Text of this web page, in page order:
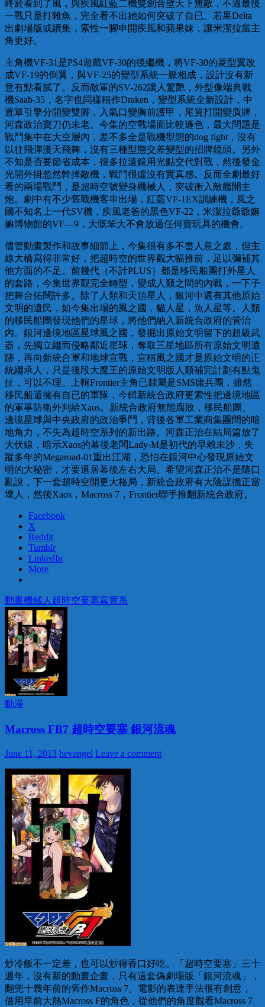
終於看到了風，與疾風紅藍二機雙劍合壁天下無敵，不過最後
一戰只是打雜魚，完全看不出她如何突破了自已。若果Delta
出劇場版或續集，索性一腳申開疾風和蘋果妹，讓米潔拉當主
角更好。
主角機VF-31是PS4遊戲VF-30的後繼機，將VF-30的菱型翼改
成VF-19的倒翼，與VF-25的變型系統一脈相成，設計沒有新
意有點看膩了。反而敵軍的SV-262讓人驚艷，外型像端典戰
機Saab-35，名字也同樣稱作Draken，變型系統全新設計，中
置單引擎分開變雙腳，入氣口變胸前護甲，尾翼打開變貭牌，
河森政治寶刀仍未老。今集的空戰場面比較遜色，最大問題是
戰鬥集中在大空層內，差不多全是戰機型態的dog fight，沒有
以往飛彈漫天飛舞，沒有三種型態交差變型的招牌鏡頭。另外
不知是否要節省成本，很多拉遠鏡用光點交代對戰，然後發金
光開外掛忽然幹掉敵機，戰鬥很虛沒有實真感。反而全劇最好
看的兩場戰鬥，是超時空號變身機械人，突破衝入敵艦開主
炮。劇中有不少舊戰機客串出場，紅藍VF-1EX訓練機，風之
國不知名上一代SV機，疾風老爸的黑色VF-22，米潔拉爺爺嫲
嫲博物館的VF—9，大慨笨大不會放過任何賣玩具的機會。
儘管動畫製作和故事細節上，今集很有多不盡人意之處，但主
線大橋寫得非常好，把超時空的世界觀大幅推前，足以彌補其
他方面的不足。前幾代（不計PLUS）都是移民船團打外星人
的套路，今集世界觀完全轉型，變成人類之間的內戰，一下子
把舞台拓闊許多。除了人類和天頂星人，銀河中還有其他原始
文明的遺民，如今集出場的風之國，貓人星，魚人星等。人類
的移民船團發現他們的星球，將他們納入新統合政府的管治
內。銀河邊境地區星球風之國，發掘出原始文明留下的超級武
器，先獨立繼而侵略鄰近星球，奪取三星地區所有原始文明遺
跡，再向新統合軍和地球宣戰，宣稱風之國才是原始文明的正
統繼承人，只是後段大魔王的原始文明版人類補完計劃有點鬼
扯，可以不理。上輯Frontier主角已隸屬是SMS庸兵團，雖然
移民船還擁有自已的軍隊，今輯新統合政府更索性把邊境地區
的軍事防衛外判給Xaos。新統合政府無能腐敗，移民船團、
邊境星球與中央政府的政治爭鬥，背後各軍工業商集團間的暗
地角力，不失為超時空系列的新出路。河森正治在結局篇放了
大伏線，暗示Xaos的幕後老闆Lady-M是初代的早賴未沙，失
蹤多年的Megaroad-01重出江湖，恐怕在銀河中心發現原始文
明的大秘密，才要退居幕後左右大局。希望河森正治不是隨口
亂說，下一套超時空開更大格局，新統合政府有大陰謀擔正當
壞人，然後Xaos，Macross 7，Frontier聯手推翻新統合政府。
Facebook
X
Reddit
Tumblr
LinkedIn
More
動畫機械人 超時空要塞真實系
動漫
Macross FB7 超時空要塞 銀河流魂
June 11, 2013 hevangel Leave a comment
炒冷飯不一定差，也可以炒得香口好吃。「超時空要塞」三十
週年，沒有新的動畫企畫，只有這套偽劇場版「銀河流魂」，
翻兜十幾年前的舊作Macross 7。電影的表達手法很有創意，
借用早前大熱Macross F的角色，從他們的角度觀看Macross 7